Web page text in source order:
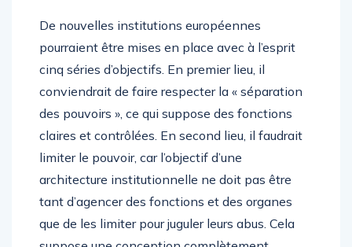
De nouvelles institutions européennes
pourraient être mises en place avec à l’esprit
cinq séries d’objectifs. En premier lieu, il
conviendrait de faire respecter la « séparation
des pouvoirs », ce qui suppose des fonctions
claires et contrôlées. En second lieu, il faudrait
limiter le pouvoir, car l’objectif d’une
architecture institutionnelle ne doit pas être
tant d’agencer des fonctions et des organes
que de les limiter pour juguler leurs abus. Cela